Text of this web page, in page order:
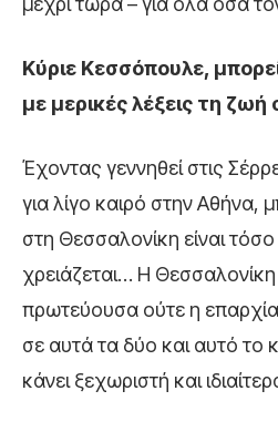
Κύριε Κεσσόπουλε,
με μερικές λέξεις τη
Έχοντας γεννηθεί στις
για λίγο καιρό στην
στη Θεσσαλονίκη είναι
χρειάζεται… Η Θεσσαλονίκη
πρωτεύουσα ούτε η
σε αυτά τα δύο και αυτό το
κάνει ξεχωριστή και